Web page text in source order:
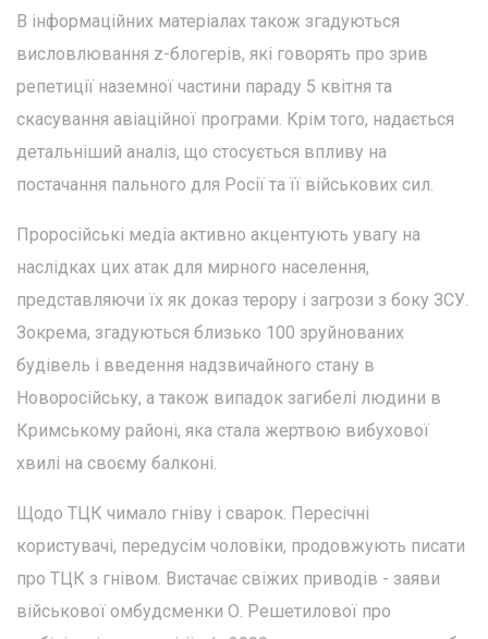
В інформаційних матеріалах також згадуються
висловлювання z-блогерів, які говорять про зрив
репетиції наземної частини параду 5 квітня та
скасування авіаційної програми. Крім того, надається
детальніший аналіз, що стосується впливу на
постачання пального для Росії та її військових сил.
Проросійські медіа активно акцентують увагу на
наслідках цих атак для мирного населення,
представляючи їх як доказ терору і загрози з боку ЗСУ.
Зокрема, згадуються близько 100 зруйнованих
будівель і введення надзвичайного стану в
Новоросійську, а також випадок загибелі людини в
Кримському районі, яка стала жертвою вибухової
хвилі на своєму балконі.
Щодо ТЦК чимало гніву і сварок. Пересічні
користувачі, передусім чоловіки, продовжують писати
про ТЦК з гнівом. Вистачає свіжих приводів - заяви
військової омбудсменки О. Решетилової про